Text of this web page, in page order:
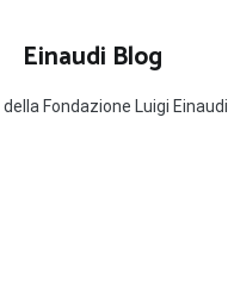
Einaudi Blog
della Fondazione Luigi Einaudi